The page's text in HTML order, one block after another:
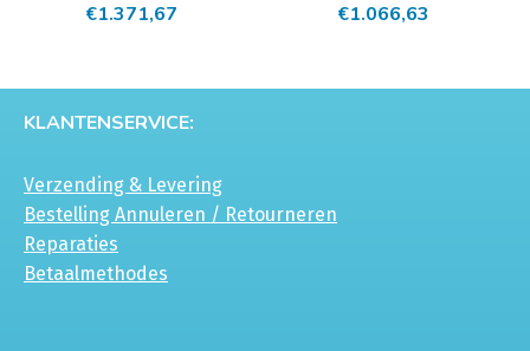
€1.371,67 €1.066,63
KLANTENSERVICE:
Verzending & Levering
Bestelling Annuleren / Retourneren
Reparaties
Betaalmethodes